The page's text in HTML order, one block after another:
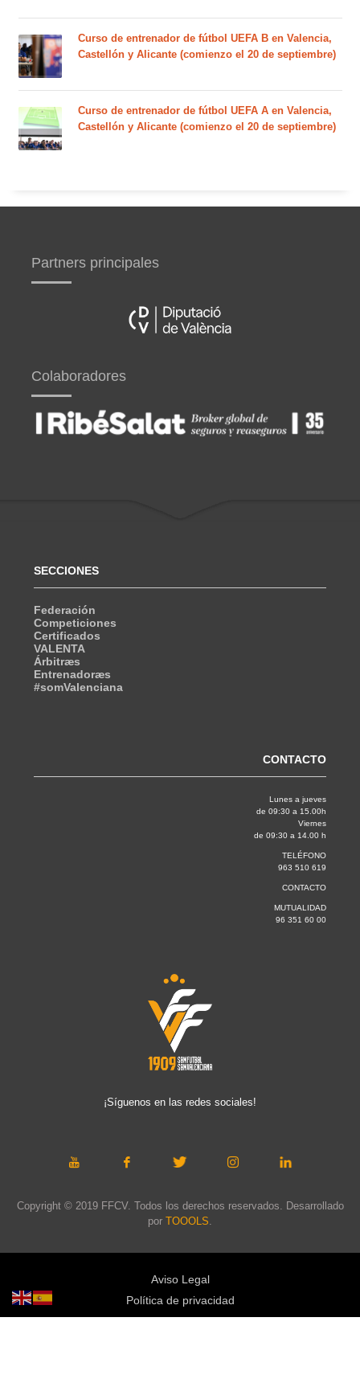
Curso de entrenador de fútbol UEFA B en Valencia,
Castellón y Alicante (comienzo el 20 de septiembre)
Curso de entrenador de fútbol UEFA A en Valencia,
Castellón y Alicante (comienzo el 20 de septiembre)
Partners principales
Colaboradores
SECCIONES
Federación
Competiciones
Certificados
VALENTA
Árbitræs
Entrenadoræs
#somValenciana
CONTACTO
Lunes a jueves
de 09:30 a 15.00h
Viernes
de 09:30 a 14.00 h
TELÉFONO
963 510 619
CONTACTO
MUTUALIDAD
96 351 60 00
¡Síguenos en las redes sociales!
Copyright © 2019 FFCV. Todos los derechos reservados. Desarrollado
por TOOOLS
Aviso Legal
Política de privacidad
Política de cookies